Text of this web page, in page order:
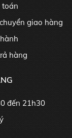
toán
giao hàng
hàng
đến 21h30